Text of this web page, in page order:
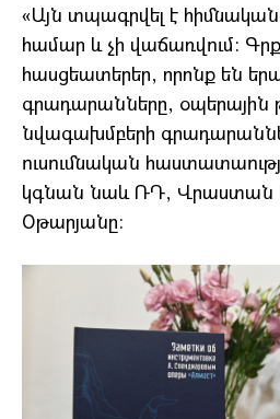
«Այն տպագրվել է
համար և չի վաճառվում:
հասցեատերեր, որոնք են
գրադարանները, օպերային
նվագախմբերի
ուսումնական
կգնան նաև ՌԴ, Վրաստան և
Օթարյանը: